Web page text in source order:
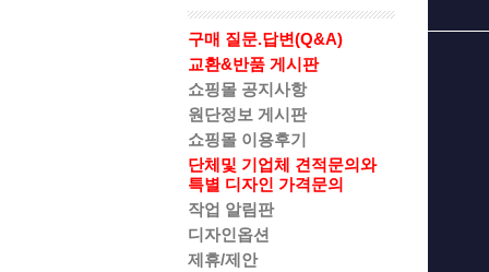
구매 질문.답변(Q&A)
교환&반품 게시판
쇼핑몰 공지사항
원단정보 게시판
쇼핑몰 이용후기
단체및 기업체 견적문의와
특별 디자인 가격문의
작업 알림판
디자인옵션
제휴/제안